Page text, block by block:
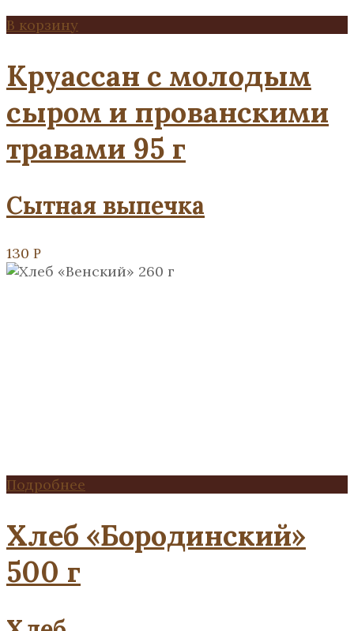
В корзину
Круассан с молодым
сыром и прованскими
травами 95 г
Сытная выпечка
130 Р
Подробнее
Хлеб «Бородинский»
500 г